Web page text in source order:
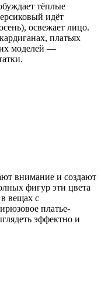
тёплые
идёт
освежает лицо.
платьях
моделей —
внимание и создают
фигур эти цвета
в вещах с
платье-
эффектно и